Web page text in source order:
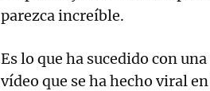
parezca increíble.
Es lo que ha sucedido con
vídeo que se ha hecho viral